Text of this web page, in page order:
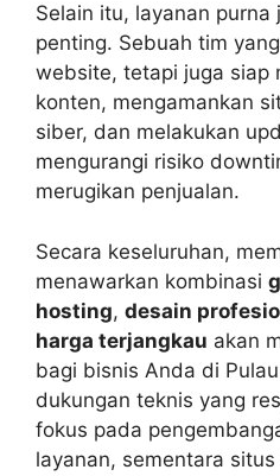
Selain itu, layanan purna
penting. Sebuah tim
website, tetapi juga siap
konten, mengamankan
siber, dan melakukan
mengurangi risiko
merugikan penjualan.
Secara keseluruhan,
menawarkan kombinasi
hosting, desain
harga terjangkau akan
bagi bisnis Anda di
dukungan teknis yang
fokus pada
layanan, sementara